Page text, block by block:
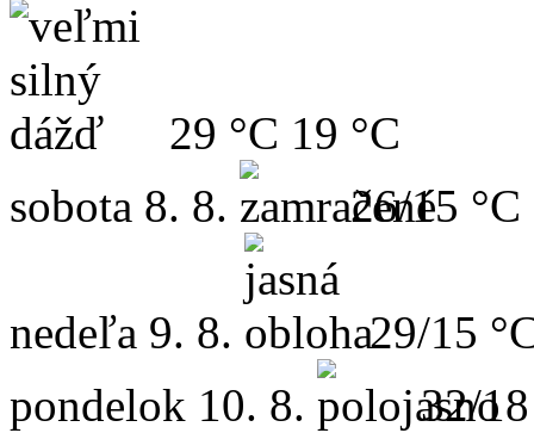
29 °C 19 °C
sobota 8. 8. 26/15 °C
nedeľa 9. 8.
29/15
pondelok 10. 8. 32/